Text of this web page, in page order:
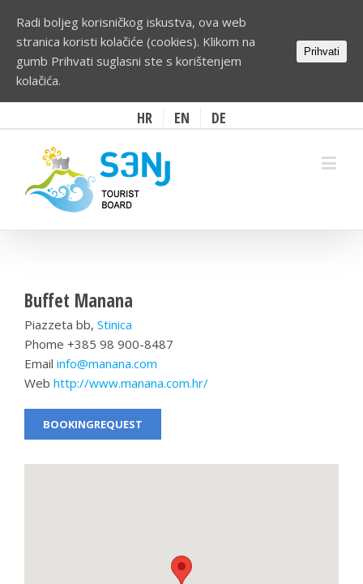
HR EN DE
Buffet Manana
Piazzeta bb, Stinica
Phome +385 98 900-8487
Email info@manana.com
Web http://www.manana.com.hr/
BOOKINGREQUEST
Radi boljeg korisničkog iskustva, ova web
stranica koristi kolačiće (cookies). Klikom na
gumb Prihvati suglasni ste s korištenjem
kolačića.
Prihvati